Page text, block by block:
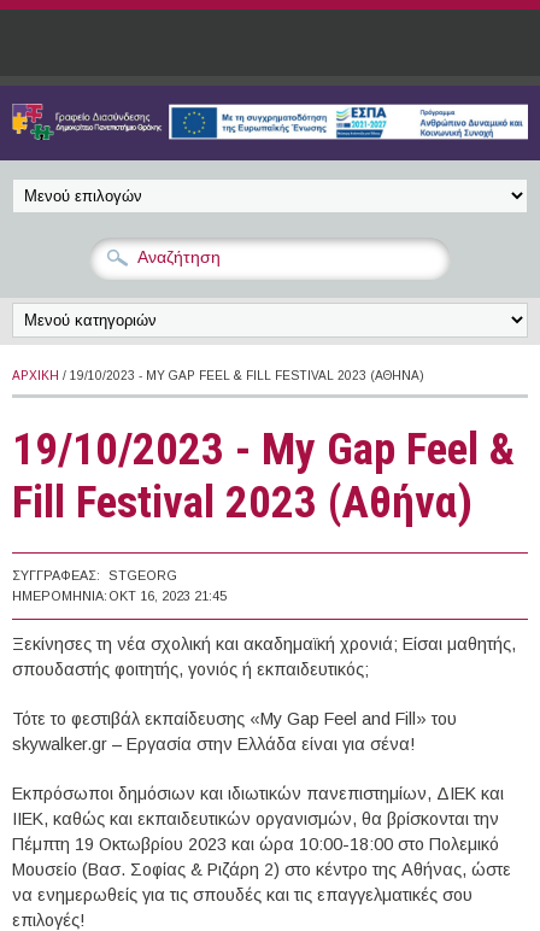
Παράκαμψη προς το κυρίως περιεχόμενο
ΑΡΧΙΚΉ / 19/10/2023 - MY GAP FEEL & FILL FESTIVAL 2023 (ΑΘΉΝΑ)
19/10/2023 - My Gap Feel &
Fill Festival 2023 (Αθήνα)
ΣΥΓΓΡΑΦΈΑΣ:
STGEORG
ΗΜΕΡΟΜΗΝΊΑ: ΟΚΤ 16, 2023 21:45
Ξεκίνησες τη νέα σχολική και ακαδημαϊκή χρονιά; Είσαι μαθητής,
σπουδαστής φοιτητής, γονιός ή εκπαιδευτικός;
Τότε το φεστιβάλ εκπαίδευσης «My Gap Feel and Fill» του
skywalker.gr – Εργασία στην Ελλάδα είναι για σένα!
Εκπρόσωποι δημόσιων και ιδιωτικών πανεπιστημίων, ΔΙΕΚ και
ΙIΕΚ, καθώς και εκπαιδευτικών οργανισμών, θα βρίσκονται την
Πέμπτη 19 Οκτωβρίου 2023 και ώρα 10:00-18:00 στο Πολεμικό
Μουσείο (Βασ. Σοφίας & Ριζάρη 2) στο κέντρο της Αθήνας, ώστε
να ενημερωθείς για τις σπουδές και τις επαγγελματικές σου
επιλογές!